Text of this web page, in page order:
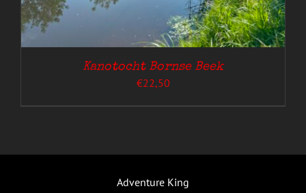
Kanotocht Bornse Beek
€22,50
Adventure King